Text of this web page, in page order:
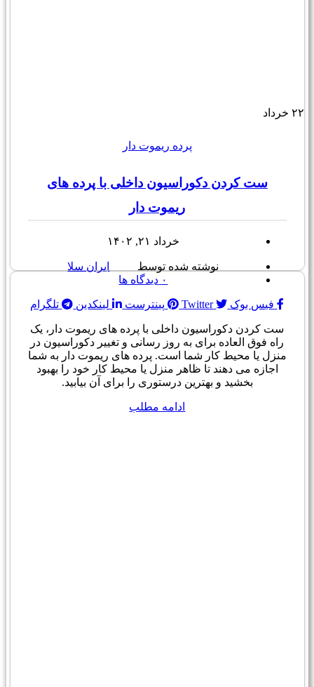
۲۲ خرداد
پرده ریموت دار
ست کردن دکوراسیون داخلی با پرده های
ریموت دار
خرداد ۲۱, ۱۴۰۲
نوشته شده توسط
ایران سلا
۰ دیدگاه ها
فیس بوک Twitter پینترست لینکدین تلگرام
ست کردن دکوراسیون داخلی با پرده های ریموت دار، یک
راه فوق العاده برای به روز رسانی و تغییر دکوراسیون در
منزل یا محیط کار شما است. پرده های ریموت دار به شما
اجازه می دهند تا ظاهر منزل یا محیط کار خود را بهبود
بخشید و بهترین درستوری را برای آن بیابید.
ادامه مطلب